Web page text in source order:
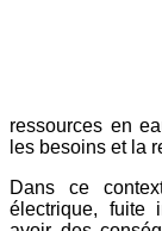
ressources en
les besoins et la
Dans ce
électrique, fuite